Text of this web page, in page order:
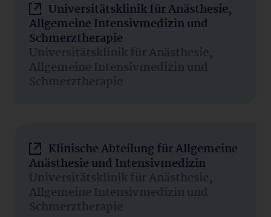
Universitätsklinik für Anästhesie,
Allgemeine Intensivmedizin und
Schmerztherapie
Universitätsklinik für Anästhesie,
Allgemeine Intensivmedizin und
Schmerztherapie
Klinische Abteilung für Allgemeine
Anästhesie und Intensivmedizin
Universitätsklinik für Anästhesie,
Allgemeine Intensivmedizin und
Schmerztherapie